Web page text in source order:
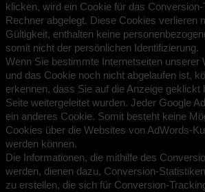
klicken, wird ein Cookie für das
Rechner abgelegt. Diese Cookies verlieren
Gültigkeit, enthalten keine
somit nicht der persönlichen Identifizierung.
Wenn Sie bestimmte Internetseiten unserer
und das Cookie noch nicht abgelaufen ist,
erkennen, dass Sie auf die Anzeige geklickt
Seite weitergeleitet wurden. Jeder Google
ein anderes Cookie. Somit besteht keine
Cookies über die Websites von AdWords-
werden können.
Die Informationen, die mithilfe des
werden, dienen dazu, Conversion-
zu erstellen, die sich für Conversion-